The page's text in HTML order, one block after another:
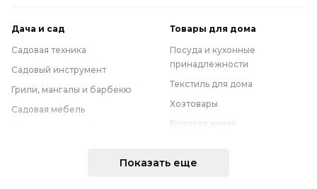
Дача и сад
Садовая техника
Садовый инструмент
Грили, мангалы и барбекю
Садовая мебель
Товары для дома
Посуда и кухонные
принадлежности
Текстиль для дома
Хозтовары
Бытовая химия
Мебель
Показать еще